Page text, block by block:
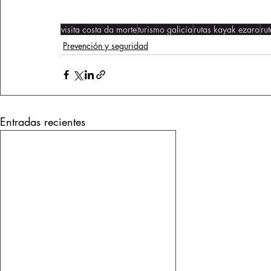
visita costa da morteturismo galicia rutas kayak ezaro
Prevención y seguridad
Entradas recientes